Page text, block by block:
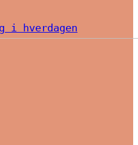
i hverdagen